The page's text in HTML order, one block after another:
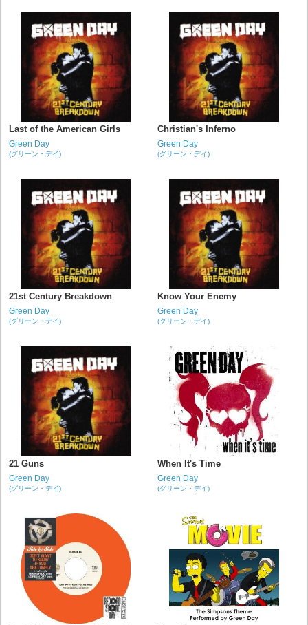
Last of the American Girls
Green Day
(グリーン・デイ)
Christian's Inferno
Green Day
(グリーン・デイ)
21st Century Breakdown
Green Day
(グリーン・デイ)
Know Your Enemy
Green Day
(グリーン・デイ)
21 Guns
Green Day
(グリーン・デイ)
When It's Time
Green Day
(グリーン・デイ)